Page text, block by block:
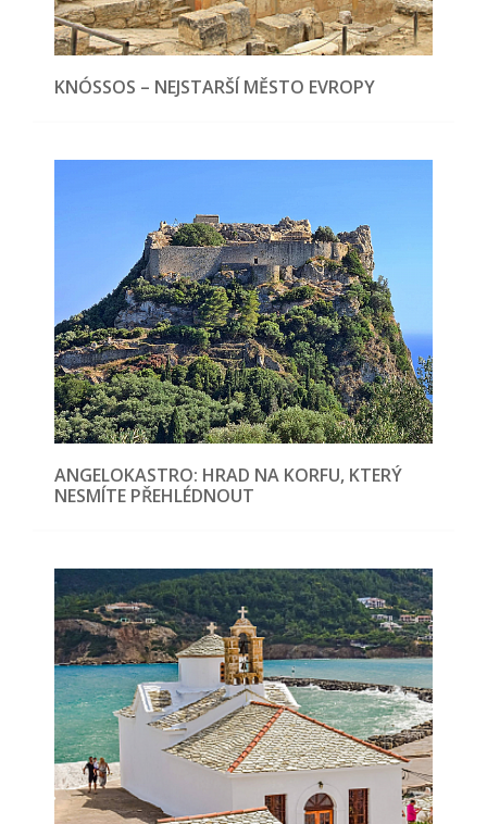
KNÓSSOS – NEJSTARŠÍ MĚSTO EVROPY
ANGELOKASTRO: HRAD NA KORFU, KTERÝ
NESMÍTE PŘEHLÉDNOUT